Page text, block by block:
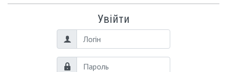
Увійти
Логін